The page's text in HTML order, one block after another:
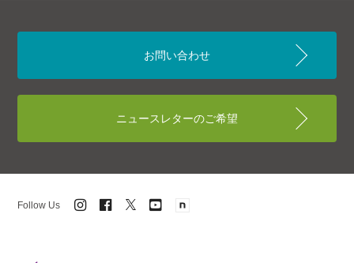
お問い合わせ
ニュースレターのご希望
Follow Us